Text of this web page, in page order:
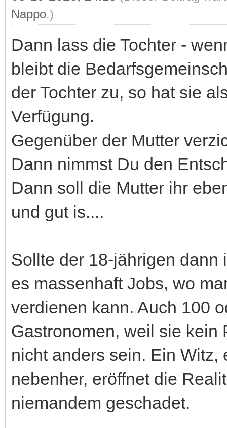
Nappo.)
Dann lass die Tochter -
bleibt die
der Tochter zu, so hat sie
Verfügung.
Gegenüber der Mutter
Dann nimmst Du den
Dann soll die Mutter ihr
und gut is....
Sollte der 18-jährigen dann
es massenhaft Jobs, wo
verdienen kann. Auch 100
Gastronomen, weil sie kein
nicht anders sein. Ein
nebenher, eröffnet die
niemandem geschadet.